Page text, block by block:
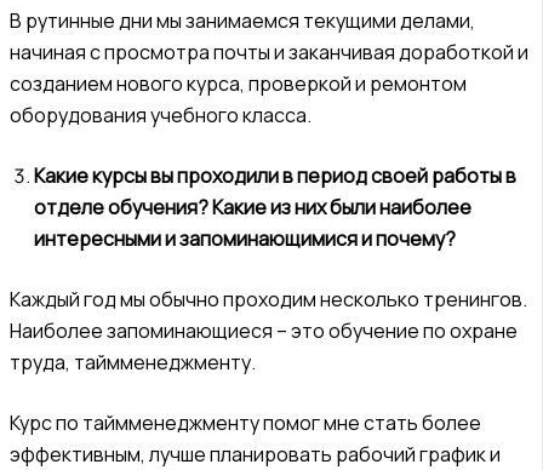
В рутинные дни мы занимаемся текущими делами,
начиная с просмотра почты и заканчивая доработкой и
созданием нового курса, проверкой и ремонтом
оборудования учебного класса.
Какие курсы вы проходили в период своей работы в
отделе обучения? Какие из них были наиболее
интересными и запоминающимися и почему?
Каждый год мы обычно проходим несколько тренингов.
Наиболее запоминающиеся – это обучение по охране
труда, таймменеджменту.
Курс по таймменеджменту помог мне стать более
эффективным, лучше планировать рабочий график и